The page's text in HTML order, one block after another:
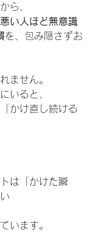
ら、
い人ほど無意識
を、包み隠さずお
ません。
いると、
かけ直し続ける
は「かけた瞬
います。